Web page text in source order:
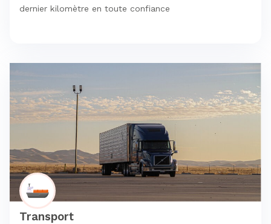
dernier kilomètre en toute confiance
Transport